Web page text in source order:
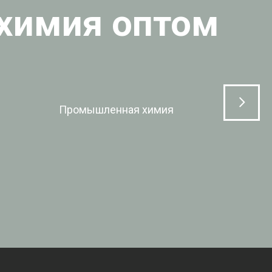
Кемикал»
Продажа химических реактивов